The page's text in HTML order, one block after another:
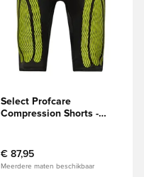
Select Profcare
Compression Shorts -
€ 87,95
Meerdere maten beschikbaar